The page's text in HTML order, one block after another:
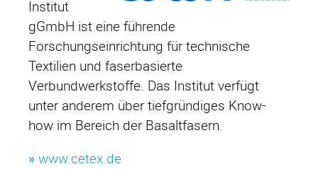
Institut
gGmbH ist eine führende
Forschungseinrichtung für technische
Textilien und faserbasierte
Verbundwerkstoffe. Das Institut verfügt
unter anderem über tiefgründiges Know-
how im Bereich der Basaltfasern.
» www.cetex.de